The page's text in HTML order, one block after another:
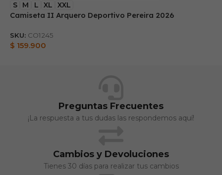
S M L XL XXL
Camiseta II Arquero Deportivo Pereira 2026
SKU: CO1245
$ 159.900
Preguntas Frecuentes
¡La respuesta a tus dudas las respondemos aquí!
Cambios y Devoluciones
Tienes 30 días para realizar tus cambios